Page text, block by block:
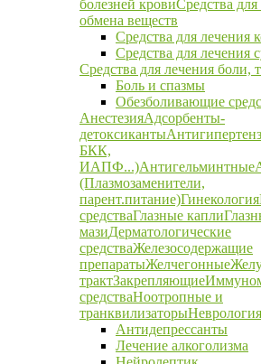
болезней кровиСредства
обмена веществ
Средства для лечения
Средства для лечения
Средства для лечения боли,
Боль и спазмы
Обезболивающие
АнестезияАдсорбенты-
детоксиканты
БКК,
ИАПФ...)Антигельминтные
(Плазмозаменители,
парент.питание)Гинекология
средстваГлазные капли
мазиДерматологические
средстваЖелезосодержащие
препаратыЖелчегонные
трактЗакрепляющие
средстваНоотропные и
транквилизаторыНеврология
Антидепрессанты
Лечение алкоголизма